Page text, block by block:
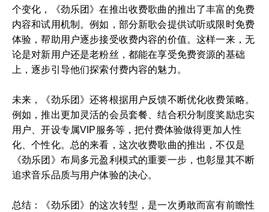
个变化，《劲乐团》在推出收费歌曲的推出了丰富的免费
内容和试用机制。例如，部分新歌会提供试听或限时免费
体验，帮助用户逐步接受收费内容的价值。这样一来，无
论是对新用户还是老粉丝，都能在享受免费资源的基础
上，逐步引导他们探索付费内容的魅力。
未来，《劲乐团》还将根据用户反馈不断优化收费策略。
例如，推出更加灵活的会员套餐、结合积分制度奖励忠实
用户、开设专属VIP服务等，把付费体验做得更加人性
化、个性化。总的来看，这次收费歌曲的推出，不仅是
《劲乐团》布局多元盈利模式的重要一步，也彰显其不断
追求音乐品质与用户体验的决心。
总结：《劲乐团》的这次转型，是一次勇敢而富有前瞻性